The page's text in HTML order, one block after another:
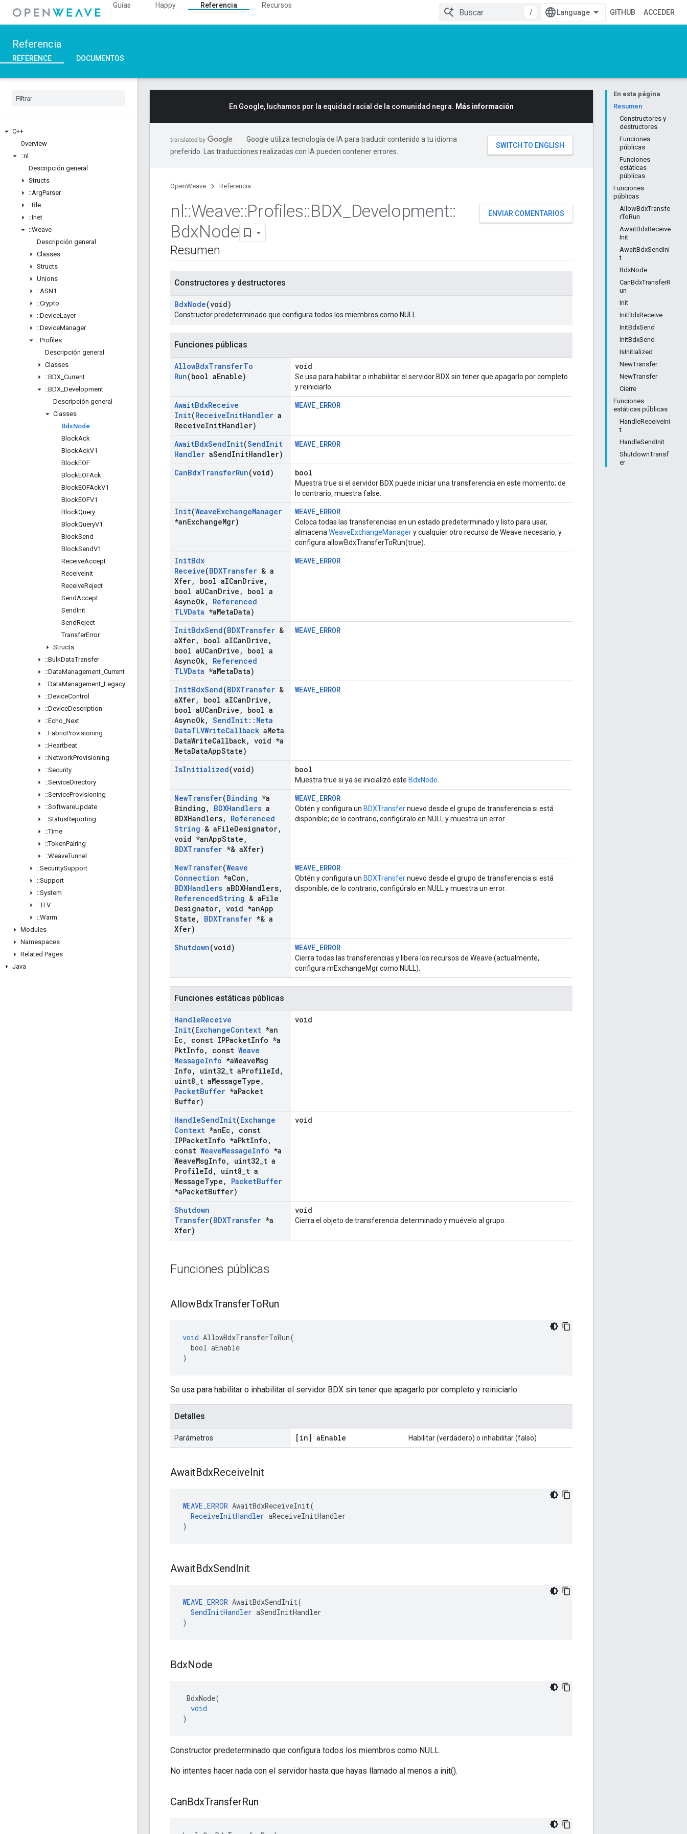
Guías Happy Referencia
Recursos
/
GITHUB ACCEDER
Referencia
REFERENCE DOCUMENTOS
C++
Overview
::nl
Descripción general
Structs
::ArgParser
::Ble
::Inet
::Weave
Descripción general
Classes
Structs
Unions
::ASN1
::Crypto
::DeviceLayer
::DeviceManager
::Profiles
Descripción general
Classes
::BDX Current
::BDX Development
Descripción general
Classes
BdxNode
BlockAck
BlockAckV1
BlockEOF
BlockEOFAck
BlockEOFAckV1
BlockEOFV1
BlockQuery
BlockQueryV1
BlockSend
BlockSendV1
ReceiveAccept
ReceiveInit
ReceiveReject
SendAccept
SendInit
SendReject
TransferError
Structs
::BulkDataTransfer
::DataManagement Current
::DataManagement Legacy
::DeviceControl
::DeviceDescription
::Echo Next
::FabricProvisioning
::Heartbeat
::NetworkProvisioning
::Security
::ServiceDirectory
::ServiceProvisioning
::SoftwareUpdate
::StatusReporting
::Time
::TokenPairing
::WeaveTunnel
::SecuritySupport
::Support
::System
::TLV
::Warm
Modules
Namespaces
Related Pages
Java
En esta página
Resumen
Constructores y
destructores
Funciones
públicas
Funciones
estáticas
públicas
Funciones
públicas
AllowBdxTransfe
rToRun
AwaitBdxReceive
Init
AwaitBdxSendIni
t
BdxNode
CanBdxTransferR
un
Init
InitBdxReceive
InitBdxSend
InitBdxSend
IsInitialized
NewTransfer
NewTransfer
Cierre
Funciones
estáticas públicas
HandleReceiveIni
t
HandleSendInit
ShutdownTransf
er
En Google, luchamos por la equidad racial de la comunidad negra. Más información
Google utiliza tecnología de IA para traducir contenido a tu idioma
preferido. Las traducciones realizadas con IA pueden contener errores.
OpenWeave Referencia
ENVIAR COMENTARIOS
nl::Weave::Profiles::BDX Development::
BdxNode
Resumen
Constructores y destructores
BdxNode(void)
Constructor predeterminado que configura todos los miembros como NULL.
Funciones públicas
AllowBdxTransferTo
Run(bool aEnable)
void
Se usa para habilitar o inhabilitar el servidor BDX sin tener que apagarlo por completo
y reiniciarlo.
AwaitBdxReceive
Init(ReceiveInitHandler a
ReceiveInitHandler)
WEAVE_ERROR
AwaitBdxSendInit(SendInit
Handler aSendInitHandler)
WEAVE_ERROR
CanBdxTransferRun(void) bool
Muestra true si el servidor BDX puede iniciar una transferencia en este momento; de
lo contrario, muestra false.
Init(WeaveExchangeManager
*anExchangeMgr)
WEAVE_ERROR
Coloca todas las transferencias en un estado predeterminado y listo para usar,
almacena WeaveExchangeManagery cualquier otro recurso de Weave necesario, y
configura allowBdxTransferToRun(true).
InitBdx
Receive(BDXTransfer & a
Xfer, bool aICanDrive ,
bool aUCanDrive ,
bool a
AsyncOk,
Referenced
TLVData *aMetaData)
WEAVE_ERROR
InitBdxSend(BDXTransfer &
aXfer, bool aICanDrive ,
bool aUCanDrive ,
bool a
AsyncOk,
Referenced
TLVData *aMetaData)
WEAVE_ERROR
InitBdxSend(BDXTransfer &
aXfer, bool aICanDrive ,
bool aUCanDrive ,
bool a
AsyncOk, SendInit:: Meta
DataTLVWriteCallback aMeta
DataWriteCallback, void *a
MetaDataAppState)
WEAVE_ERROR
IsInitialized(void) bool
Muestra true si ya se inicializó este BdxNode
NewTransfer(Binding *a
Binding , BDXHandlers a
BDXHandlers,
Referenced
String & aFileDesignator,
void *anAppState ,
BDXTransfer *& aXfer)
WEAVE_ERROR
Obtén y configura un BDXTransfernuevo desde el grupo de transferencia si está
disponible; de lo contrario, configúralo en NULL y muestra un error.
NewTransfer(Weave
Connection *aCon ,
BDXHandlers aBDXHandlers,
ReferencedString & aFile
Designator, void *anApp
State , BDXTransfer *& a
Xfer)
WEAVE_ERROR
Obtén y configura un BDXTransfernuevo desde el grupo de transferencia si está
disponible; de lo contrario, configúralo en NULL y muestra un error.
Shutdown(void) WEAVE_ERROR
Cierra todas las transferencias y libera los recursos de Weave (actualmente,
configura mExchangeMgr como NULL).
Funciones estáticas públicas
HandleReceive
Init(ExchangeContext *an
Ec , const IPPacketInfo *a
PktInfo , const Weave
MessageInfo *aWeaveMsg
Info , uint32 t aProfileId ,
uint8 t aMessageType ,
PacketBuffer *aPacket
Buffer)
void
HandleSendInit(Exchange
Context *anEc ,
const
IPPacketInfo *aPktInfo ,
const WeaveMessageInfo *a
WeaveMsgInfo , uint32 t a
ProfileId , uint8 t a
MessageType , PacketBuffer
*aPacketBuffer)
void
Shutdown
Transfer(BDXTransfer *a
Xfer)
void
Cierra el objeto de transferencia determinado y muévelo al grupo.
Funciones públicas
AllowBdxTransferToRun
void AllowBdxTransferToRun(
bool aEnable
)
Se usa para habilitar o inhabilitar el servidor BDX sin tener que apagarlo por completo y reiniciarlo.
Detalles
Parámetros [in] aEnable Habilitar (verdadero) o inhabilitar (falso)
AwaitBdxReceiveInit
WEAVE_ERROR AwaitBdxReceiveInit(
ReceiveInitHandler aReceiveInitHandler
)
AwaitBdxSendInit
WEAVE_ERROR AwaitBdxSendInit(
SendInitHandler aSendInitHandler
)
BdxNode
BdxNode(
void
)
Constructor predeterminado que configura todos los miembros como NULL.
No intentes hacer nada con el servidor hasta que hayas llamado al menos a init().
CanBdxTransferRun